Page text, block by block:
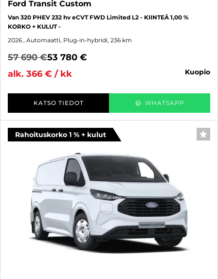
Ford Transit Custom
Van 320 PHEV 232 hv eCVT FWD Limited L2 - KIINTEÄ 1,00 %
KORKO + KULUT -
2026 , Automaatti, Plug-in-hybridi, 236 km
57 690 €53 780 €
alk. 366 € / kk
kuopio
KATSO TIEDOT WHATSAPP
Rahoituskorko 1 % + kulut